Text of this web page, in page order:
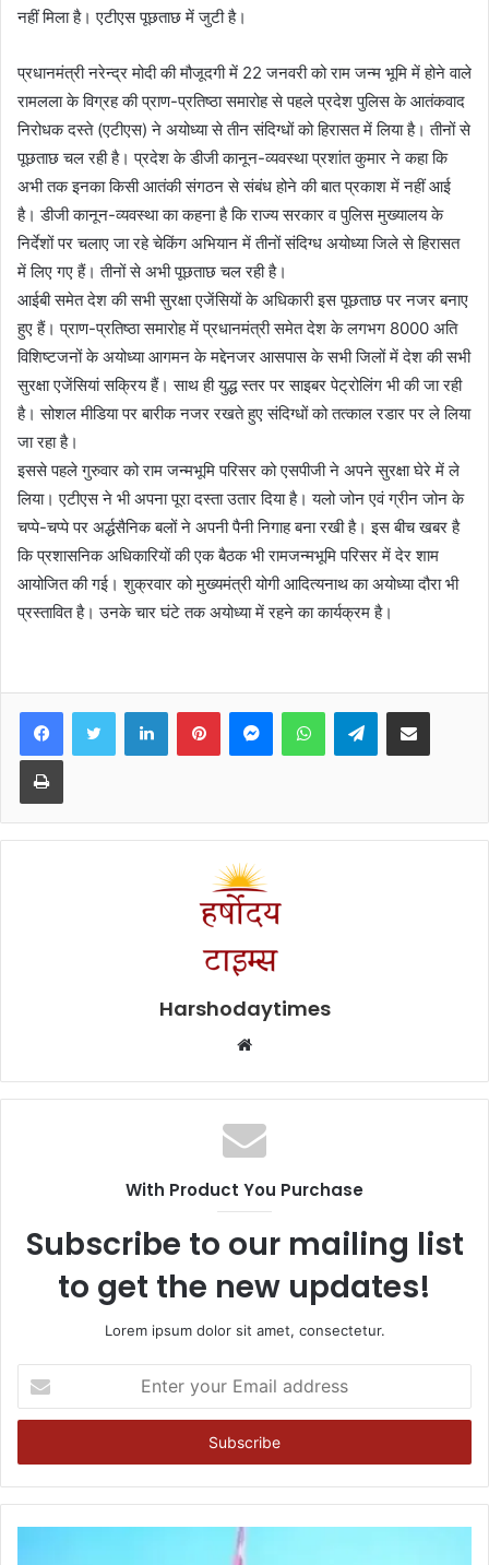
नहीं मिला है। एटीएस पूछताछ में जुटी है।
प्रधानमंत्री नरेन्द्र मोदी की मौजूदगी में 22 जनवरी को राम जन्म भूमि में होने वाले
रामलला के विग्रह की प्राण-प्रतिष्ठा समारोह से पहले प्रदेश पुलिस के आतंकवाद
निरोधक दस्ते (एटीएस) ने अयोध्या से तीन संदिग्धों को हिरासत में लिया है। तीनों से
पूछताछ चल रही है। प्रदेश के डीजी कानून-व्यवस्था प्रशांत कुमार ने कहा कि
अभी तक इनका किसी आतंकी संगठन से संबंध होने की बात प्रकाश में नहीं आई
है। डीजी कानून-व्यवस्था का कहना है कि राज्य सरकार व पुलिस मुख्यालय के
निर्देशों पर चलाए जा रहे चेकिंग अभियान में तीनों संदिग्ध अयोध्या जिले से हिरासत
में लिए गए हैं। तीनों से अभी पूछताछ चल रही है।
आईबी समेत देश की सभी सुरक्षा एजेंसियों के अधिकारी इस पूछताछ पर नजर बनाए
हुए हैं। प्राण-प्रतिष्ठा समारोह में प्रधानमंत्री समेत देश के लगभग 8000 अति
विशिष्टजनों के अयोध्या आगमन के मद्देनजर आसपास के सभी जिलों में देश की सभी
सुरक्षा एजेंसियां सक्रिय हैं। साथ ही युद्ध स्तर पर साइबर पेट्रोलिंग भी की जा रही
है। सोशल मीडिया पर बारीक नजर रखते हुए संदिग्धों को तत्काल रडार पर ले लिया
जा रहा है।
इससे पहले गुरुवार को राम जन्मभूमि परिसर को एसपीजी ने अपने सुरक्षा घेरे में ले
लिया। एटीएस ने भी अपना पूरा दस्ता उतार दिया है। यलो जोन एवं ग्रीन जोन के
चप्पे-चप्पे पर अर्द्धसैनिक बलों ने अपनी पैनी निगाह बना रखी है। इस बीच खबर है
कि प्रशासनिक अधिकारियों की एक बैठक भी रामजन्मभूमि परिसर में देर शाम
आयोजित की गई। शुक्रवार को मुख्यमंत्री योगी आदित्यनाथ का अयोध्या दौरा भी
प्रस्तावित है। उनके चार घंटे तक अयोध्या में रहने का कार्यक्रम है।
FacebookTwitter LinkedInPinterestMessengerWhatsAppTelegramShare via Email
Print
Harshodaytimes
Website
With Product You Purchase
Subscribe to our mailing list
to get the new updates!
Lorem ipsum dolor sit amet, consectetur.
your
Email